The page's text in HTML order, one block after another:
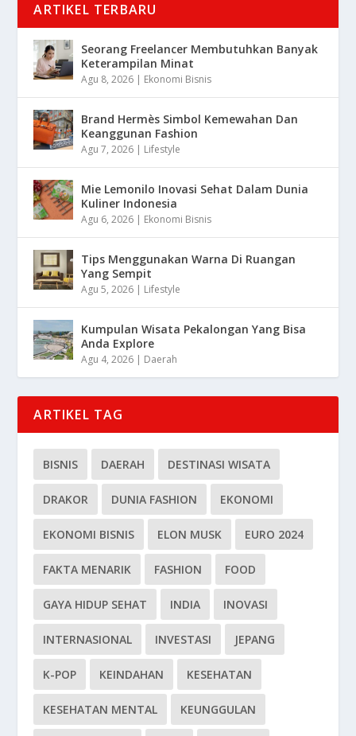
ARTIKEL TERBARU
Seorang Freelancer Membutuhkan Banyak
Keterampilan Minat
Agu 8, 2026 | Ekonomi Bisnis
Brand Hermès Simbol Kemewahan Dan
Keanggunan Fashion
Agu 7, 2026 | Lifestyle
Mie Lemonilo Inovasi Sehat Dalam Dunia
Kuliner Indonesia
Agu 6, 2026 | Ekonomi Bisnis
Tips Menggunakan Warna Di Ruangan
Yang Sempit
Agu 5, 2026 | Lifestyle
Kumpulan Wisata Pekalongan Yang Bisa
Anda Explore
Agu 4, 2026 | Daerah
ARTIKEL TAG
BISNIS DAERAH DESTINASI WISATA
DRAKOR DUNIA FASHION EKONOMI
EKONOMI BISNIS ELON MUSK EURO 2024
FAKTA MENARIK FASHION FOOD
GAYA HIDUP SEHAT INDIA INOVASI
INTERNASIONAL INVESTASI JEPANG
K-POP KEINDAHAN KESEHATAN
KESEHATAN MENTAL KEUNGGULAN